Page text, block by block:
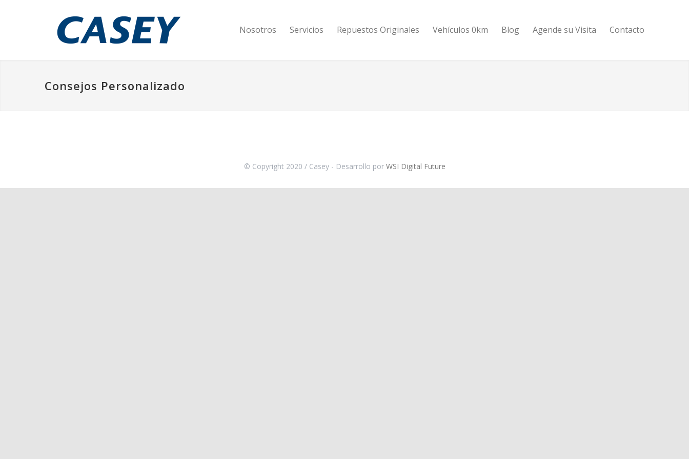
Nosotros Servicios Repuestos Originales Vehículos 0km Blog Agende su Visita Contacto
Consejos Personalizado
© Copyright 2020 / Casey - Desarrollo por WSI Digital Future